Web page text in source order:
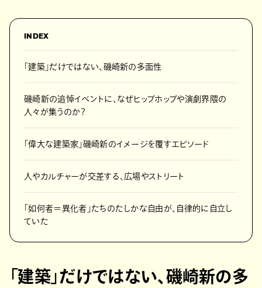
INDEX
「建築」だけではない、磯崎新の多面性
磯崎新の追悼イベントに、なぜヒップホップや演劇界隈の
人々が集うのか？
「偉大な建築家」磯崎新のイメージを覆すエピソード
人やカルチャーが交差する、広場やストリート
「如何者＝異化者」たちのたしかな自由が、自律的に自立し
ていた
「建築」だけではない、磯崎新の多